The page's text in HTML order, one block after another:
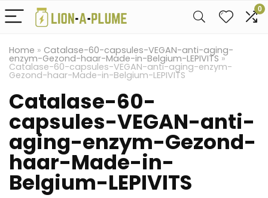
0
Home » Catalase-60-capsules-VEGAN-anti-aging-
enzym-Gezond-haar-Made-in-Belgium-LEPIVITS »
Catalase-60-capsules-VEGAN-anti-aging-enzym-
Gezond-haar-Made-in-Belgium-LEPIVITS
Catalase-60-
capsules-VEGAN-anti-
aging-enzym-Gezond-
haar-Made-in-
Belgium-LEPIVITS